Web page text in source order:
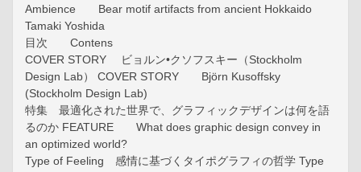
Ambience Bear motif artifacts from ancient Hokkaido
Tamaki Yoshida
目次 Contens
COVER STORY ビョルン•クソフスキー（Stockholm
Design Lab） COVER STORY Björn Kusoffsky
(Stockholm Design Lab)
特集 最適化された世界で、グラフィックデザインは何を語
るのか FEATURE What does graphic design convey in
an optimized world?
Type of Feeling 感情に基づくタイポグラフィの哲学 Type